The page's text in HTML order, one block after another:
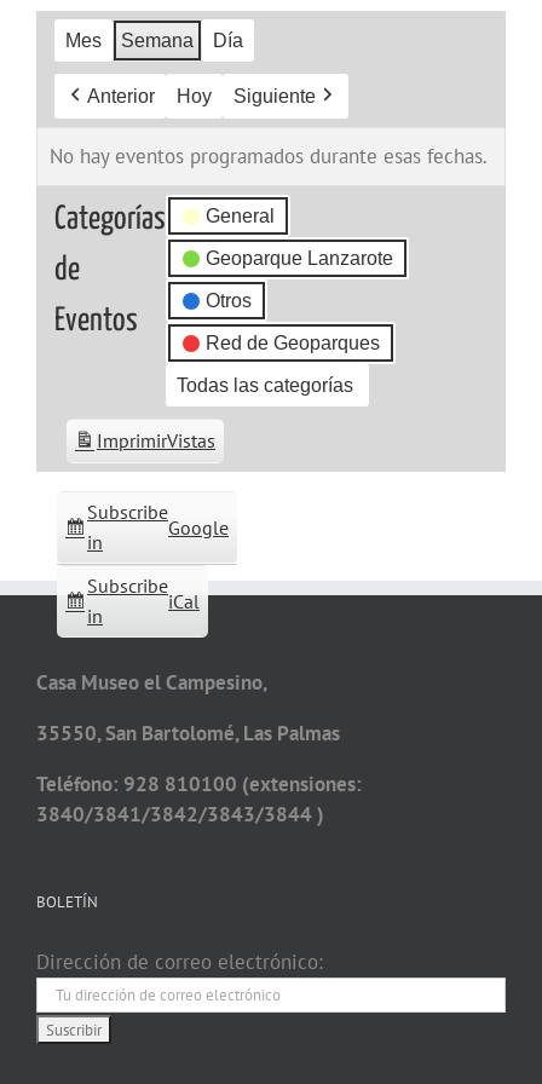
Mes Semana Día
Anterior Hoy Siguiente
No hay eventos programados durante esas fechas.
Categorías
de
Eventos
General
Geoparque Lanzarote
Otros
Red de Geoparques
Todas las categorías
Subscribe
in
Google
Subscribe
in
iCal
ImprimirVistas
Casa Museo el Campesino,
35550, San Bartolomé, Las Palmas
Teléfono: 928 810100 (extensiones:
3840/3841/3842/3843/3844 )
BOLETÍN
Dirección de correo electrónico: